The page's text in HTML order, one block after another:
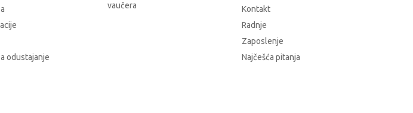
odustajanje
vaučera
Kontakt
Radnje
Zaposlenje
Najčešća pitanja